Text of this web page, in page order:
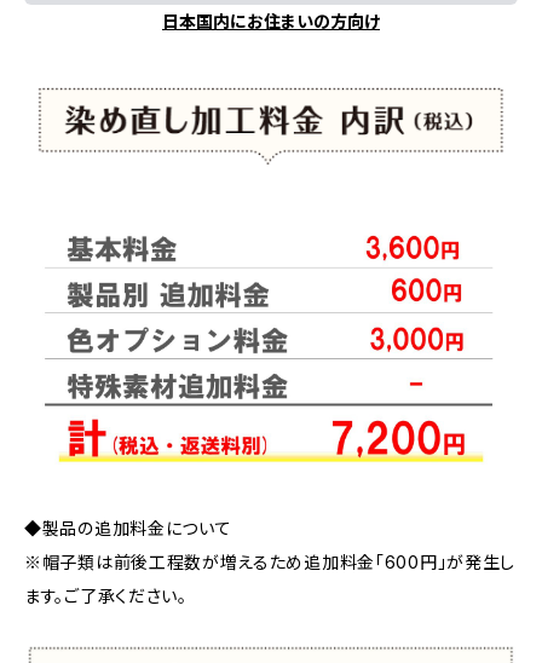
日本国内にお住まいの方向け
◆製品の追加料金について
※帽子類は前後工程数が増えるため追加料金「600円」が発生し
ます。ご了承ください。